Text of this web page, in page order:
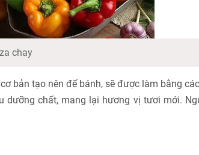
chay
bản tạo nên đế bánh, sẽ được làm bằng
chất, mang lại hương vị tươi mới.